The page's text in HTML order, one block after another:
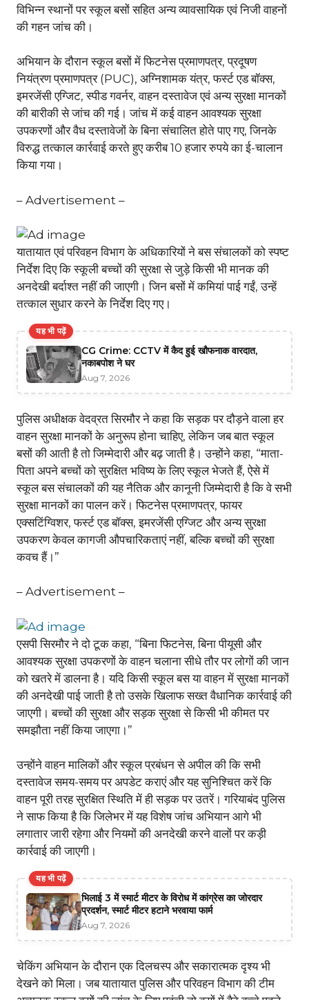
विभिन्न स्थानों पर स्कूल बसों सहित अन्य व्यावसायिक एवं निजी वाहनों
की गहन जांच की।
अभियान के दौरान स्कूल बसों में फिटनेस प्रमाणपत्र, प्रदूषण
नियंत्रण प्रमाणपत्र (PUC), अग्निशामक यंत्र, फर्स्ट एड बॉक्स,
इमरजेंसी एग्जिट, स्पीड गवर्नर, वाहन दस्तावेज एवं अन्य सुरक्षा मानकों
की बारीकी से जांच की गई। जांच में कई वाहन आवश्यक सुरक्षा
उपकरणों और वैध दस्तावेजों के बिना संचालित होते पाए गए, जिनके
विरुद्ध तत्काल कार्रवाई करते हुए करीब 10 हजार रुपये का ई-चालान
किया गया।
– Advertisement –
यातायात एवं परिवहन विभाग के अधिकारियों ने बस संचालकों को स्पष्ट
निर्देश दिए कि स्कूली बच्चों की सुरक्षा से जुड़े किसी भी मानक की
अनदेखी बर्दाश्त नहीं की जाएगी। जिन बसों में कमियां पाई गईं, उन्हें
तत्काल सुधार करने के निर्देश दिए गए।
यह भी पढ़ें
CG Crime: CCTV में कैद हुई खौफनाक वारदात,
नकाबपोश ने घर
Aug 7, 2026
पुलिस अधीक्षक वेदव्रत सिरमौर ने कहा कि सड़क पर दौड़ने वाला हर
वाहन सुरक्षा मानकों के अनुरूप होना चाहिए, लेकिन जब बात स्कूल
बसों की आती है तो जिम्मेदारी और बढ़ जाती है। उन्होंने कहा, “माता-
पिता अपने बच्चों को सुरक्षित भविष्य के लिए स्कूल भेजते हैं, ऐसे में
स्कूल बस संचालकों की यह नैतिक और कानूनी जिम्मेदारी है कि वे सभी
सुरक्षा मानकों का पालन करें। फिटनेस प्रमाणपत्र, फायर
एक्सटिंग्विशर, फर्स्ट एड बॉक्स, इमरजेंसी एग्जिट और अन्य सुरक्षा
उपकरण केवल कागजी औपचारिकताएं नहीं, बल्कि बच्चों की सुरक्षा
कवच हैं।”
– Advertisement –
एसपी सिरमौर ने दो टूक कहा, “बिना फिटनेस, बिना पीयूसी और
आवश्यक सुरक्षा उपकरणों के वाहन चलाना सीधे तौर पर लोगों की जान
को खतरे में डालना है। यदि किसी स्कूल बस या वाहन में सुरक्षा मानकों
की अनदेखी पाई जाती है तो उसके खिलाफ सख्त वैधानिक कार्रवाई की
जाएगी। बच्चों की सुरक्षा और सड़क सुरक्षा से किसी भी कीमत पर
समझौता नहीं किया जाएगा।”
उन्होंने वाहन मालिकों और स्कूल प्रबंधन से अपील की कि सभी
दस्तावेज समय-समय पर अपडेट कराएं और यह सुनिश्चित करें कि
वाहन पूरी तरह सुरक्षित स्थिति में ही सड़क पर उतरें। गरियाबंद पुलिस
ने साफ किया है कि जिलेभर में यह विशेष जांच अभियान आगे भी
लगातार जारी रहेगा और नियमों की अनदेखी करने वालों पर कड़ी
कार्रवाई की जाएगी।
यह भी पढ़ें
भिलाई 3 में स्मार्ट मीटर के विरोध में कांग्रेस का जोरदार
प्रदर्शन, स्मार्ट मीटर हटाने भरवाया फार्म
Aug 7, 2026
चेकिंग अभियान के दौरान एक दिलचस्प और सकारात्मक दृश्य भी
देखने को मिला। जब यातायात पुलिस और परिवहन विभाग की टीम